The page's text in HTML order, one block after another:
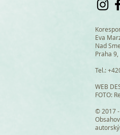
Balíček papírový pro 30-
Vyprodáno
Vyprodáno
Eva
Nad
Praha 9,
Tel.:
WEB
FOTO:
© 2017 -